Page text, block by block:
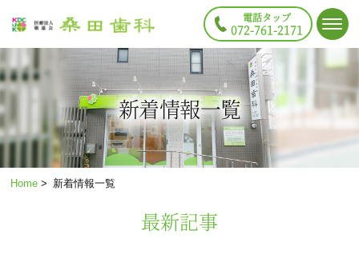
電話タップ
072-761-2171
新着情報一覧
Home > 新着情報一覧
最新記事